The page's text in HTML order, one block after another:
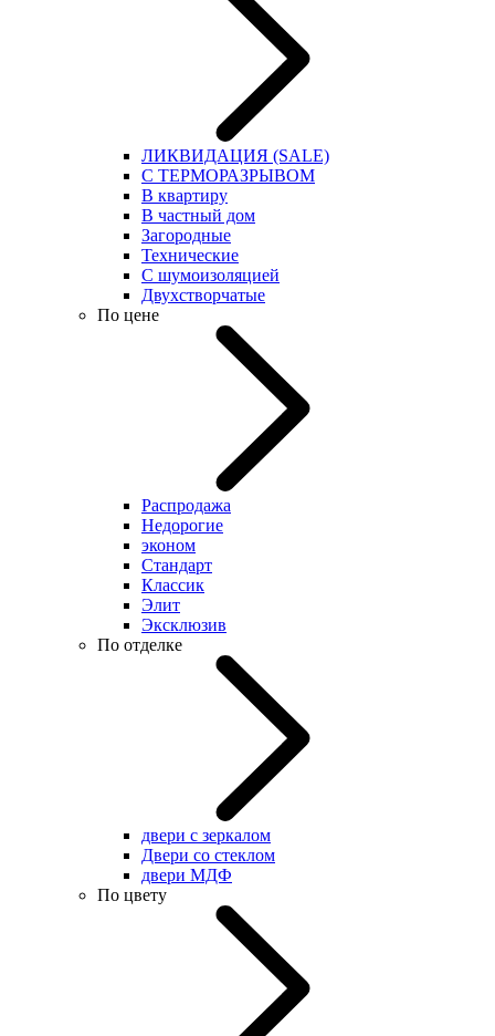
ЛИКВИДАЦИЯ (SALE)
С ТЕРМОРАЗРЫВОМ
В квартиру
В частный дом
Загородные
Технические
С шумоизоляцией
Двухстворчатые
По цене
Распродажа
Недорогие
эконом
Стандарт
Классик
Элит
Эксклюзив
По отделке
двери с зеркалом
Двери со стеклом
двери МДФ
По цвету